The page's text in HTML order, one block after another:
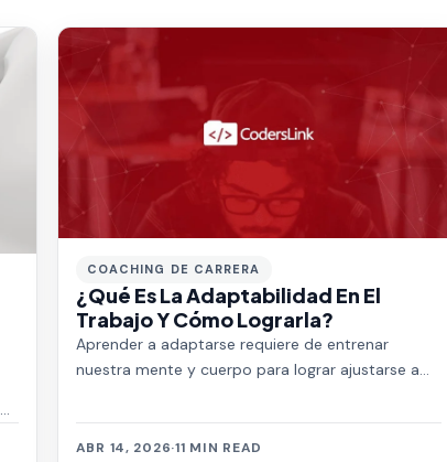
COACHING DE CARRERA
¿Qué Es La Adaptabilidad En El
Trabajo Y Cómo Lograrla?
Aprender a adaptarse requiere de entrenar
nuestra mente y cuerpo para lograr ajustarse a
contro…
ABR 14, 2026·11 MIN READ